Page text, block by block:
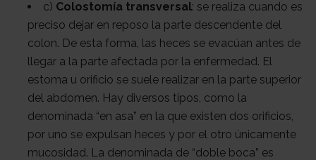
c) Colostomía transversal: se realiza cuando es
preciso dejar en reposo la parte descendente del
colon. De esta forma, las heces se evacúan antes de
llegar a la parte afectada por la enfermedad. El
estoma u orificio se suele realizar en la parte superior
del abdomen. Hay diversos tipos, como la
denominada “en asa” en la que existen dos orificios,
por uno se expulsan heces y por el otro únicamente
mucosidad. La denominada de “doble boca” es